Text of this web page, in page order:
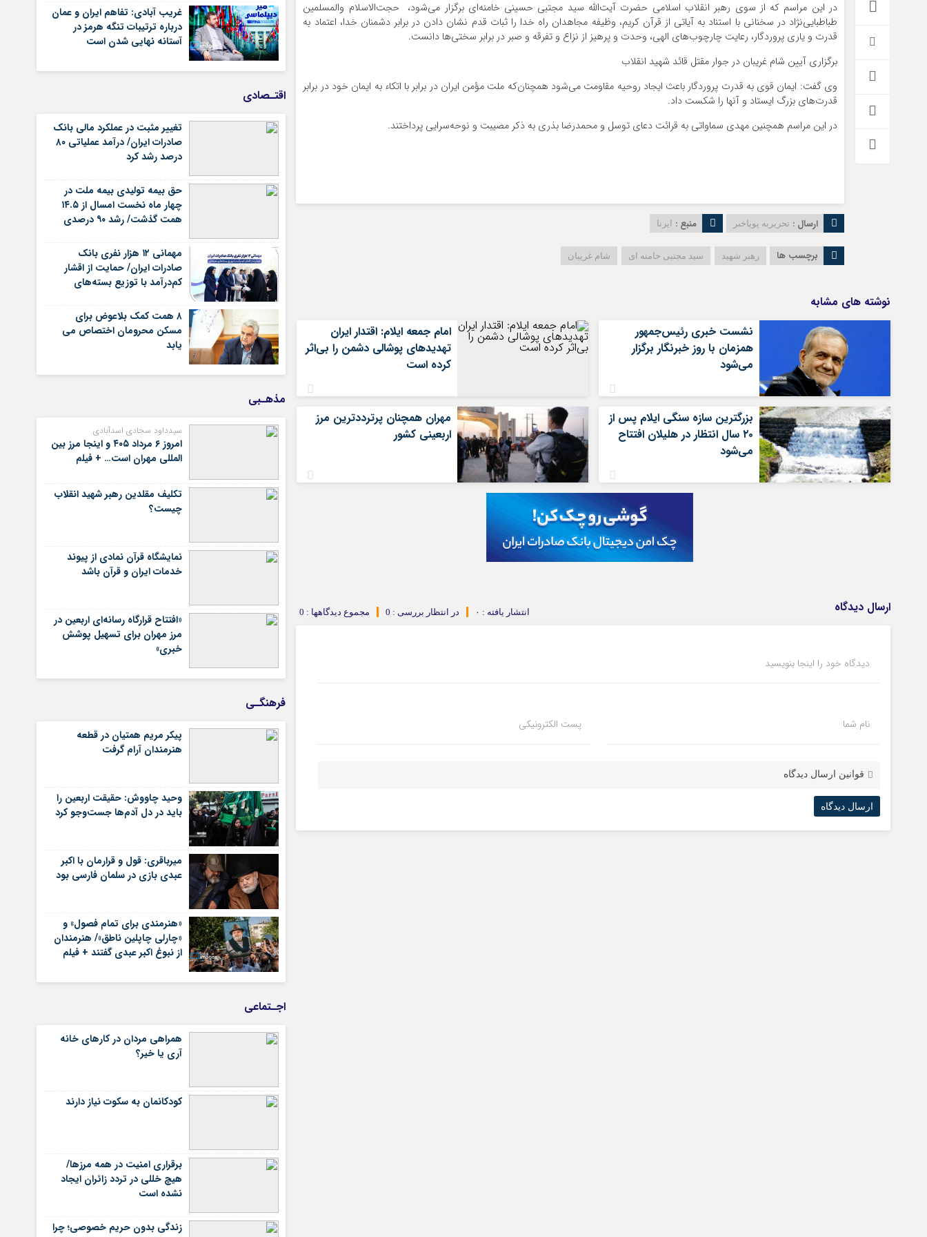
در این مراسم که از سوی رهبر انقلاب اسلامی حضرت آیت‌الله سید مجتبی حسینی خامنه‌ای برگزار می‌شود، ‌ حجت‌الاسلام والمسلمین
طباطبایی‌نژاد در سخنانی با استناد به آیاتی از قرآن کریم، وظیفه مجاهدان راه خدا را ثبات قدم نشان دادن در برابر دشمنان خدا، اعتماد به
قدرت و یاری پروردگار، رعایت چارچوب‌های الهی، وحدت و پرهیز از نزاع و تفرقه و صبر در برابر سختی‌ها دانست.
برگزاری آیین شام غریبان در جوار مقتل قائد شهید انقلاب
وی گفت: ایمان قوی به قدرت پروردگار باعث ایجاد روحیه مقاومت می‌شود همچنان‌که ملت مؤمن ایران در برابر با اتکاء به ایمان خود در برابر
قدرت‌های بزرگ ایستاد و آنها را شکست داد.
در این مراسم همچنین مهدی سماواتی به قرائت دعای توسل و محمدرضا بذری به ذکر مصیبت و نوحه‌سرایی پرداختند.
ارسال : تحریریه پویاخبر منبع : ایرنا
برچسب ها رهبر شهید سید مجتبی خامنه ای شام غریبان
نوشته های مشابه
نشست خبری رئیس‌جمهور
همزمان با روز خبرنگار برگزار
می‌شود
امام جمعه ایلام: اقتدار ایران
تهدیدهای پوشالی دشمن را بی‌اثر
کرده است
بزرگترین سازه سنگی ایلام پس از
۲۰ سال انتظار در هلیلان افتتاح
می‌شود
مهران همچنان پرترددترین مرز
اربعینی کشور
ارسال دیدگاه مجموع دیدگاهها : 0 در انتظار بررسی : 0 انتشار یافته : ۰
دیدگاه خود را اینجا بنویسید
نام شما پست الکترونیکی
قوانین ارسال دیدگاه
غریب آبادی: تفاهم ایران و عمان
درباره ترتیبات تنگه هرمز در
آستانه نهایی شدن است
اقتـصادی
تغییر مثبت در عملکرد مالی بانک
صادرات ایران/ درآمد عملیاتی ۸۰
درصد رشد کرد
حق بیمه تولیدی بیمه ملت در
چهار ماه نخست امسال از ۱۴.۵
همت گذشت/ رشد ۹۰ درصدی
گذشته
مهمانی ۱۲ هزار نفری بانک
صادرات ایران/ حمایت از اقشار
کم‌درآمد با توزیع بسته‌های
۸ همت کمک بلاعوض برای
مسکن محرومان اختصاص می
یابد
مذهـبی
سیدداود سجادی اسدآبادی
امروز ۶ مرداد ۴۰۵ و اینجا مرز بین
المللی مهران است… + فیلم
تکلیف مقلدین رهبر شهید انقلاب
چیست؟
نمایشگاه قرآن نمادی از پیوند
خدمات ایران و قرآن باشد
«افتتاح قرارگاه رسانه‌ای اربعین در
مرز مهران برای تسهیل پوشش
خبری»
فرهنگـی
پیکر مریم همتیان در قطعه
هنرمندان آرام گرفت
وحید چاووش: حقیقت اربعین را
باید در دل آدم‌ها جست‌وجو کرد
میرباقری: قول و قرارمان با اکبر
عبدی بازی در سلمان فارسی بود
«هنرمندی برای تمام فصول» و
«چارلی چاپلین ناطق»/ هنرمندان
از نبوغ اکبر عبدی گفتند + فیلم
اجـتماعی
همراهی مردان در کارهای خانه
آری یا خیر؟
کودکانمان به سکوت نیاز دارند
برقراری امنیت در همه مرزها/
هیچ‌ خللی در تردد زائران ایجاد
نشده است
زندگی بدون حریم خصوصی؛ چرا